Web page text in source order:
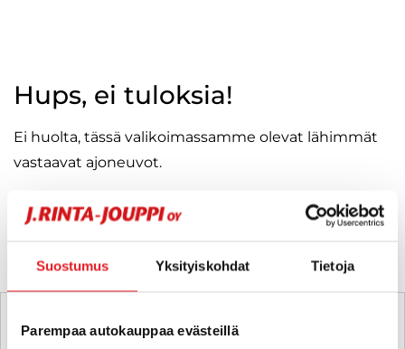
Suostumus Yksityiskohdat Tietoja
Parempaa autokauppaa evästeillä
Hups, ei tuloksia!
Ei huolta, tässä valikoimassamme olevat lähimmät
vastaavat ajoneuvot.
KATSO VASTAAVANLAISET AUTOT